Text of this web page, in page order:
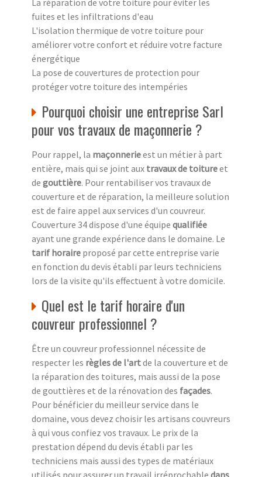
La réparation de votre toiture pour éviter les
fuites et les infiltrations d'eau
L'isolation thermique de votre toiture pour
améliorer votre confort et réduire votre facture
énergétique
La pose de couvertures de protection pour
protéger votre toiture des intempéries
Pourquoi choisir une entreprise Sarl
pour vos travaux de maçonnerie ?
Pour rappel, la maçonnerieest un métier à part
entière, mais qui se joint aux travaux de toitureet
de gouttière. Pour rentabiliser vos travaux de
couverture et de réparation, la meilleure solution
est de faire appel aux services d'un couvreur.
Couverture 34 dispose d'une équipe qualifiée
ayant une grande expérience dans le domaine. Le
tarif horaire proposé par cette entreprise varie
en fonction du devis établi par leurs techniciens
lors de la visite qu'ils effectuent à votre domicile.
Quel est le tarif horaire d'un
couvreur professionnel ?
Être un couvreur professionnel nécessite de
respecter les règles de l'artde la couverture et de
la réparation des toitures, mais aussi de la pose
de gouttières et de la rénovation des façades.
Pour bénéficier du meilleur service dans le
domaine, vous devez choisir les artisans couvreurs
à qui vous confiez vos travaux. Le prix de la
prestation dépend du devis établi par les
techniciens mais aussi des types de matériaux